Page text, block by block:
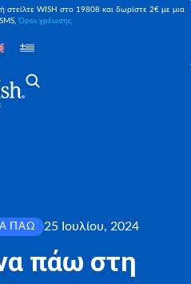
WISH στο 19808 και δωρίστε 2€ με μια
Όροι χρέωσης
ΠΆΩ 25 Ιουλίου, 2024
πάω στη